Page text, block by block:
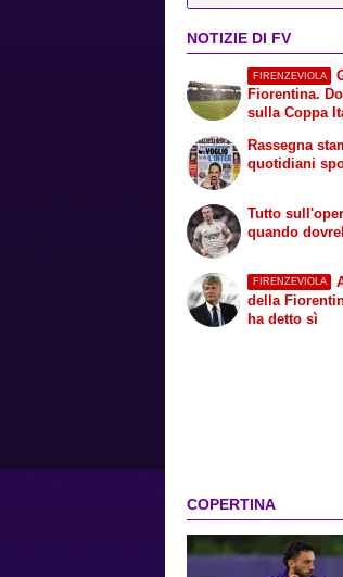
NOTIZIE DI FV
FIRENZEVIOLA
Fiorentina.
sulla Coppa
Rassegna
quotidiani
Tutto
quando
FIRENZEVIOLA
della
ha detto sì
COPERTINA